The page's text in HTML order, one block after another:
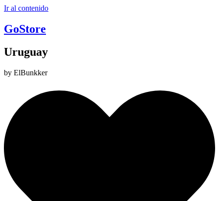
Ir al contenido
GoStore
Uruguay
by ElBunkker